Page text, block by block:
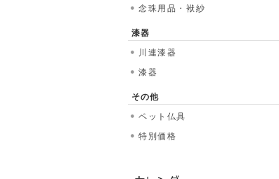
念珠用品・袱紗
漆器
川連漆器
漆器
その他
ペット仏具
特別価格